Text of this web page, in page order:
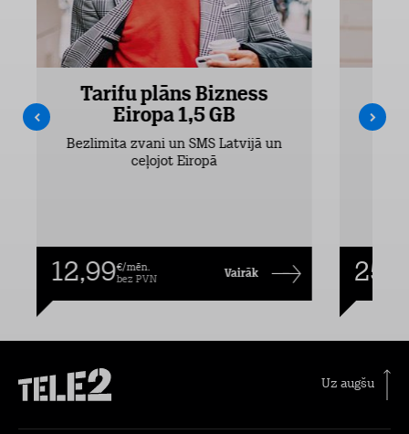
Tarifu plāns Bizness
Eiropa 1,5 GB
Bezlimita zvani un SMS Latvijā un
ceļojot Eiropā
12,99€/mēn.
bez PVN
Vairāk
Uz augšu